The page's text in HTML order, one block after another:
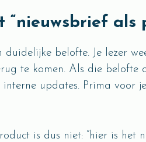
“nieuwsbrief als
duidelijke belofte. Je lezer
te komen. Als die belofte
updates. Prima voor
is dus niet: “hier is het